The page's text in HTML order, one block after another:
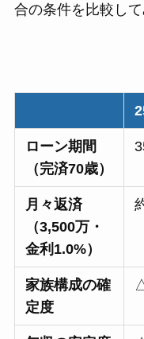
合の条件を比較して
ローン期間
（完済70歳）
月々返済
（3,500万・
金利1.0%）
家族構成の確
定度